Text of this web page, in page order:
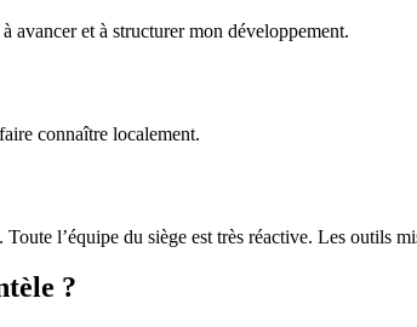
avancer et à structurer mon développement.
connaître localement.
l’équipe du siège est très réactive. Les outils
?